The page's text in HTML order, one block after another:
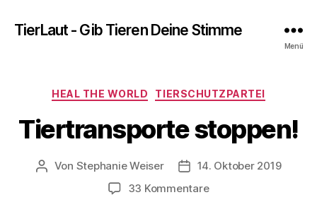
TierLaut - Gib Tieren Deine Stimme
Menü
Kategorien
HEAL THE WORLD TIERSCHUTZPARTEI
Tiertransporte stoppen!
Beitragsautor
Von Stephanie Weiser Beitragsdatum
14. Oktober 2019
33 Kommentarezu